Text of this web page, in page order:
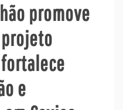
promove
e